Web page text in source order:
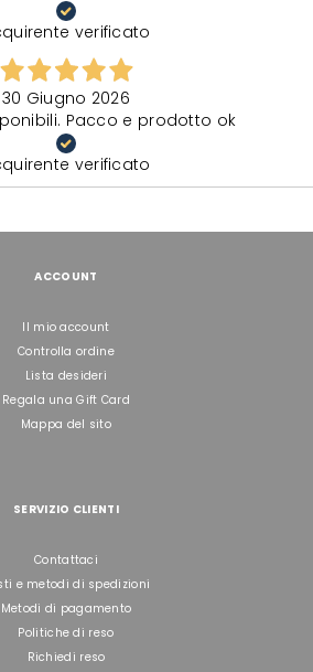
verificato
30 Giugno 2026
Pacco e prodotto ok
verificato
ACCOUNT
Il mio account
Controlla ordine
Lista desideri
Regala una Gift Card
Mappa del sito
SERVIZIO CLIENTI
Contattaci
e metodi di spedizioni
Metodi di pagamento
Politiche di reso
Richiedi reso